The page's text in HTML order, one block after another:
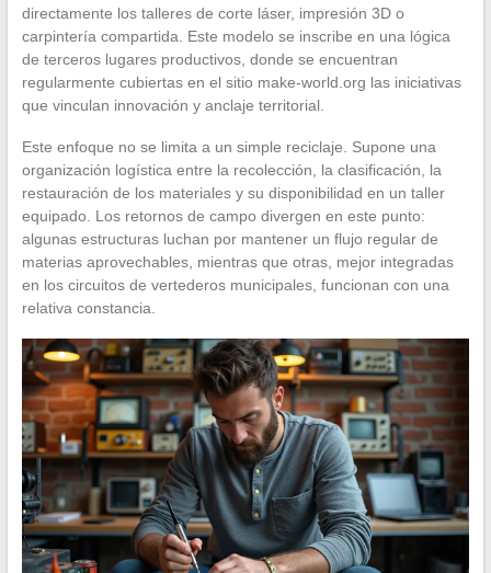
directamente los talleres de corte láser, impresión 3D o
carpintería compartida. Este modelo se inscribe en una lógica
de terceros lugares productivos, donde se encuentran
regularmente cubiertas en el sitio make-world.org las iniciativas
que vinculan innovación y anclaje territorial.
Este enfoque no se limita a un simple reciclaje. Supone una
organización logística entre la recolección, la clasificación, la
restauración de los materiales y su disponibilidad en un taller
equipado. Los retornos de campo divergen en este punto:
algunas estructuras luchan por mantener un flujo regular de
materias aprovechables, mientras que otras, mejor integradas
en los circuitos de vertederos municipales, funcionan con una
relativa constancia.